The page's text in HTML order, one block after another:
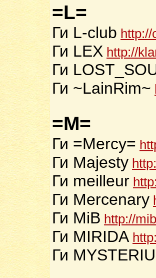
=L=
Ги L-club
Ги LEX http://
Ги
Ги ~LainRim~
=M=
Ги =Mercy=
Ги Majesty
Ги meilleur
Ги Mercenary
Ги MiB http://
Ги MIRIDA
Ги